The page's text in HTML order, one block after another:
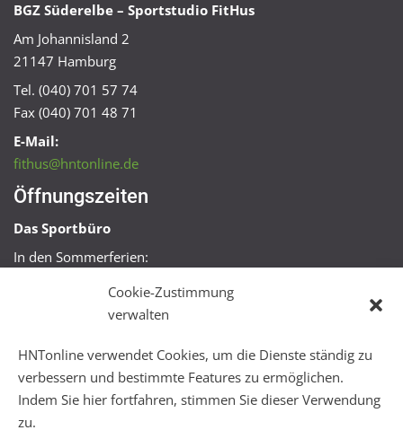
Cookie-Zustimmung
verwalten
HNTonline verwendet Cookies, um die Dienste ständig zu
verbessern und bestimmte Features zu ermöglichen.
Indem Sie hier fortfahren, stimmen Sie dieser Verwendung
zu.
BGZ Süderelbe – Sportstudio FitHus
Am Johannisland 2
21147 Hamburg
Tel. (040) 701 57 74
Fax (040) 701 48 71
E-Mail:
fithus@hntonline.de
Öffnungszeiten
Das Sportbüro
In den Sommerferien:
Mo + Mi 16:00 – 18:00 Uhr
Mo – Fr 08:00 – 22:00 Uhr
Sa + So 10:00 – 18:00 Uhr